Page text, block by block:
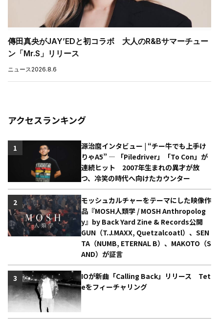
傳田真央がJAY’EDと初コラボ 大人のR&Bサマーチュー
ン「Mr.S」リリース
ニュース2026.8.6
アクセスランキング
源治麿インタビュー | “チー牛でも上手け
りゃA5” ― 「Piledriver」「To Con」が
連続ヒット 2007年生まれの異才が放
つ、冷笑の時代へ向けたカウンター
1
モッシュカルチャーをテーマにした映像作
品『MOSH人類学 / MOSH Anthropolog
y』by Back Yard Zine & Records公開
GUN（T.J.MAXX, Quetzalcoatl）、SEN
TA（NUMB, ETERNAL B）、MAKOTO（S
AND）が証言
2
IOが新曲「Calling Back」リリース Tet
eをフィーチャリング
3